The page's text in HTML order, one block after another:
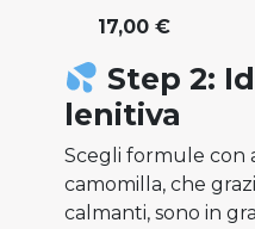
17,00 €
Step 2:
lenitiva
Scegli formule con
camomilla, che
calmanti, sono in